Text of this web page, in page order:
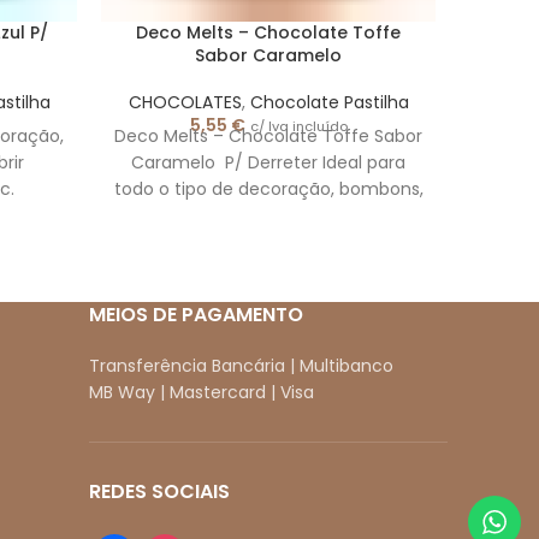
P/
Deco Melts – Chocolate Toffe
Sabor Caramelo
CHOCOLATES, Chocolate Pastilha
5,55 € c/ Iva incluído
Deco Melts – Chocolate Toffe Sabor
Caramelo P/ Derreter Ideal para
todo o tipo de decoração, bombons,
MEIOS DE PAGAMENTO
Transferência Bancária | Multibanco
MB Way | Mastercard | Visa
REDES SOCIAIS